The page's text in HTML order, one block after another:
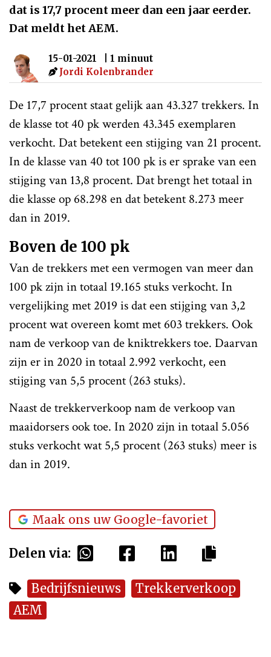
dat is 17,7 procent meer dan een jaar eerder.
Dat meldt het AEM.
15-01-2021
| 1 minuut
Jordi Kolenbrander
De 17,7 procent staat gelijk aan 43.327 trekkers. In
de klasse tot 40 pk werden 43.345 exemplaren
verkocht. Dat betekent een stijging van 21 procent.
In de klasse van 40 tot 100 pk is er sprake van een
stijging van 13,8 procent. Dat brengt het totaal in
die klasse op 68.298 en dat betekent 8.273 meer
dan in 2019.
Boven de 100 pk
Van de trekkers met een vermogen van meer dan
100 pk zijn in totaal 19.165 stuks verkocht. In
vergelijking met 2019 is dat een stijging van 3,2
procent wat overeen komt met 603 trekkers. Ook
nam de verkoop van de kniktrekkers toe. Daarvan
zijn er in 2020 in totaal 2.992 verkocht, een
stijging van 5,5 procent (263 stuks).
Naast de trekkerverkoop nam de verkoop van
maaidorsers ook toe. In 2020 zijn in totaal 5.056
stuks verkocht wat 5,5 procent (263 stuks) meer is
dan in 2019.
Maak ons uw Google-favoriet
Delen via:
Bedrijfsnieuws
Trekkerverkoop
AEM